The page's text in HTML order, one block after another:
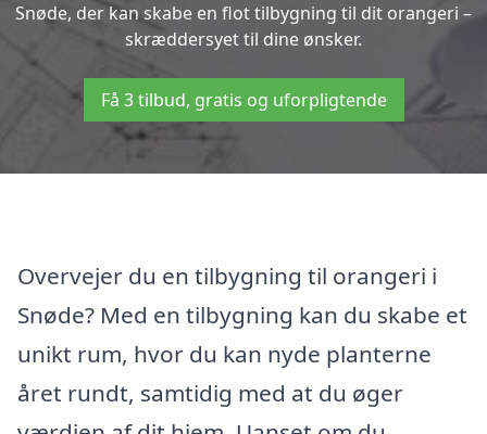
Snøde, der kan skabe en flot tilbygning til dit orangeri –
skræddersyet til dine ønsker.
Få 3 tilbud, gratis og uforpligtende
Overvejer du en tilbygning til orangeri i
Snøde? Med en tilbygning kan du skabe et
unikt rum, hvor du kan nyde planterne
året rundt, samtidig med at du øger